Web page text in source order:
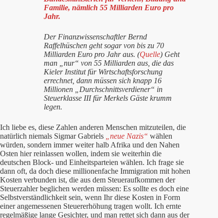
Familie, nämlich 55 Milliarden Euro pro
Jahr.
Der Finanzwissenschaftler Bernd
Raffelhüschen geht sogar von bis zu 70
Milliarden Euro pro Jahr aus. (Quelle) Geht
man „nur“ von 55 Milliarden aus, die das
Kieler Institut für Wirtschaftsforschung
errechnet, dann müssen sich knapp 16
Millionen „Durchschnittsverdiener“ in
Steuerklasse III für Merkels Gäste krumm
legen.
Ich liebe es, diese Zahlen anderen Menschen mitzuteilen, die
natürlich niemals Sigmar Gabriels
„neue Nazis“ wählen
würden, sondern immer weiter halb Afrika und den Nahen
Osten hier reinlassen wollen, indem sie weiterhin die
deutschen Block- und Einheitsparteien wählen. Ich frage sie
dann oft, da doch diese millionenfache Immigration mit hohen
Kosten verbunden ist, die aus dem Steueraufkommen der
Steuerzahler beglichen werden müssen: Es sollte es doch eine
Selbstverständlichkeit sein, wenn Ihr diese Kosten in Form
einer angemessenen Steuererhöhung tragen wollt. Ich ernte
regelmäßige lange Gesichter, und man rettet sich dann aus der